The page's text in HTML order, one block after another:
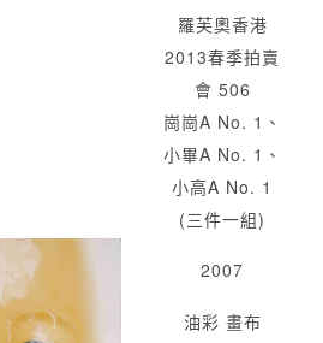
羅芙奧香港
2013春季拍賣
會 506
崗崗A No. 1、
小畢A No. 1、
小高A No. 1
(三件一組)
2007
油彩 畫布